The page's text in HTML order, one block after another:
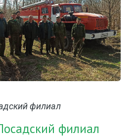
филиал
филиал